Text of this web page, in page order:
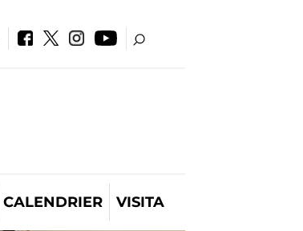
CALENDRIER VISITA